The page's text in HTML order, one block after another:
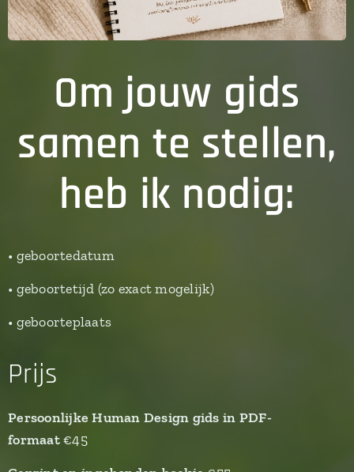
Om jouw gids
samen te stellen,
heb ik nodig:
• geboortedatum
• geboortetijd (zo exact mogelijk)
• geboorteplaats
Prijs
Persoonlijke Human Design gids in PDF-
formaat€45